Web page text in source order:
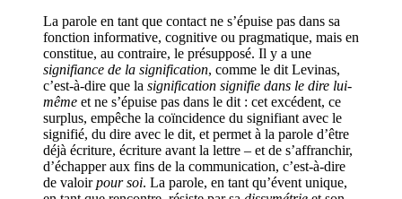
La parole en tant que contact ne s’épuise pas dans sa
fonction informative, cognitive ou pragmatique, mais en
constitue, au contraire, le présupposé. Il y a une
signifiance de la signification, comme le dit Levinas,
c’est-à-dire que la signification signifie dans le dire lui-
même et ne s’épuise pas dans le dit : cet excédent, ce
surplus, empêche la coïncidence du signifiant avec le
signifié, du dire avec le dit, et permet à la parole d’être
déjà écriture, écriture avant la lettre – et de s’affranchir,
d’échapper aux fins de la communication, c’est-à-dire
de valoirpour soi. La parole, en tant qu’évent unique,